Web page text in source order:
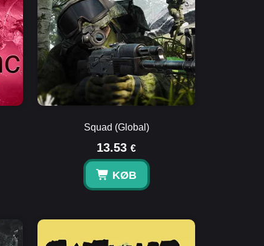
Squad (Global)
13.53 €
KØB